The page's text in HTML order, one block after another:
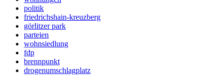
politik
friedrichshain-kreuzberg
görlitzer park
parteien
wohnsiedlung
fdp
brennpunkt
drogenumschlagplatz